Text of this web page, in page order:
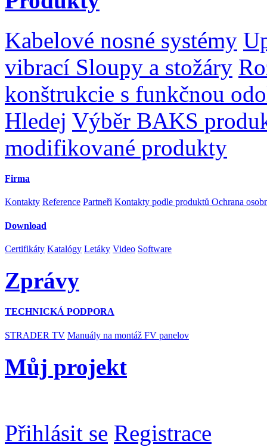
Kabelové nosné systémy
vibrací Sloupy a stožáry
konštrukcie s funkčnou
Hledej Výběr BAKS
modifikované produkty
Firma
Kontakty Reference Partneři Kontakty podle produktů Ochrana
Download
Certifikáty Katalógy Letáky Video Software
Zprávy
TECHNICKÁ PODPORA
STRADER TV Manuály na montáž FV panelov
Můj projekt
Přihlásit se Registrace